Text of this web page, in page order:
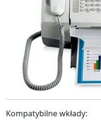
Kompatybilne wkłady: